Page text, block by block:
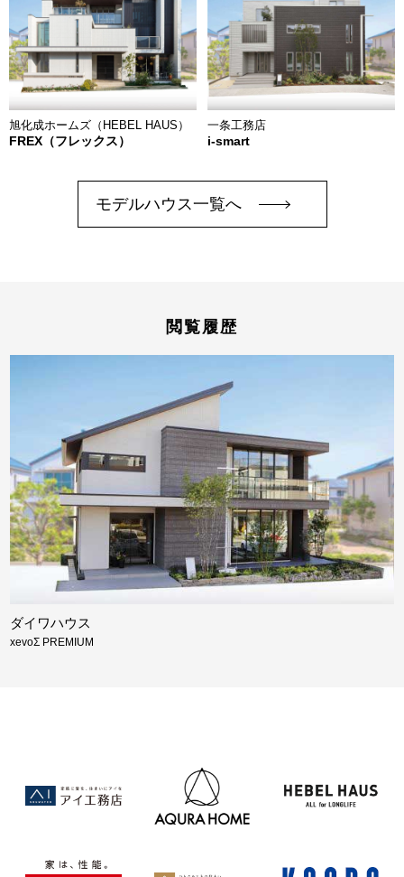
旭化成ホームズ（HEBEL HAUS）
FREX（フレックス）
一条工務店
i-smart
モデルハウス一覧へ
閲覧履歴
ダイワハウス
xevoΣ PREMIUM